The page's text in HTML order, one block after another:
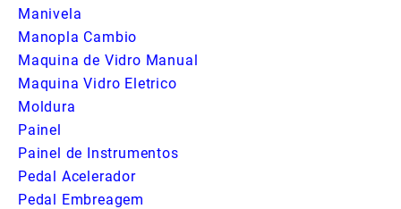
Manivela
Manopla Cambio
Maquina de Vidro Manual
Maquina Vidro Eletrico
Moldura
Painel
Painel de Instrumentos
Pedal Acelerador
Pedal Embreagem